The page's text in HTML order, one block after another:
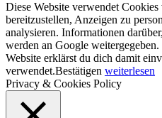
Diese Website verwendet
bereitzustellen, Anzeigen zu
analysieren. Informationen
werden an Google
Website erklärst du dich damit
verwendet.Bestätigen weiterlesen
Privacy & Cookies Policy